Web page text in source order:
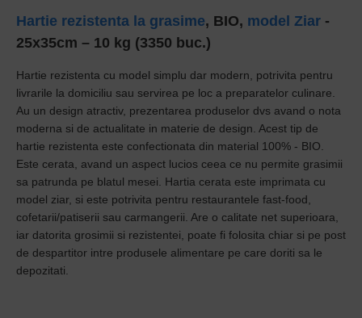
Hartie rezistenta la grasime, BIO, model Ziar -
25x35cm – 10 kg (3350 buc.)
Hartie rezistenta cu model simplu dar modern, potrivita pentru
livrarile la domiciliu sau servirea pe loc a preparatelor culinare.
Au un design atractiv, prezentarea produselor dvs avand o nota
moderna si de actualitate in materie de design. Acest tip de
hartie rezistenta este confectionata din material 100% - BIO.
Este cerata, avand un aspect lucios ceea ce nu permite grasimii
sa patrunda pe blatul mesei. Hartia cerata este imprimata cu
model ziar, si este potrivita pentru restaurantele fast-food,
cofetarii/patiserii sau carmangerii. Are o calitate net superioara,
iar datorita grosimii si rezistentei, poate fi folosita chiar si pe post
de despartitor intre produsele alimentare pe care doriti sa le
depozitati.